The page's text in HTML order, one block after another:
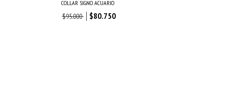
COLLAR SIGNO ACUARIO
$95.000 $80.750